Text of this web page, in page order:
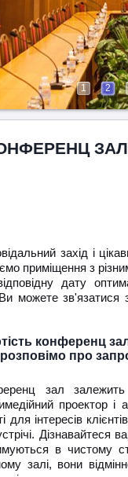
1 2
захід і
приміщення з
дату
Ви можете
конференц
про
зал
проектор
для інтересів
в чистому
залі, вони